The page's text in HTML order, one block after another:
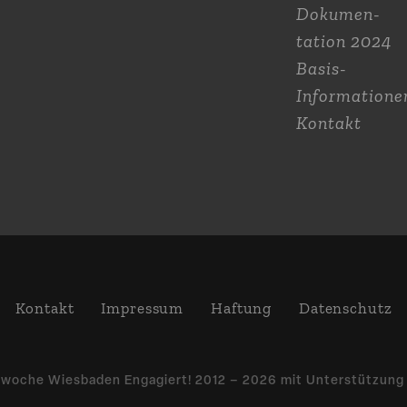
Dokumen­
tation 2024
Basis-
Kontakt
Kontakt Impressum Haftung Daten­schutz
Wiesbaden Engagiert! 2012 – 2026 mit Unter­stützung